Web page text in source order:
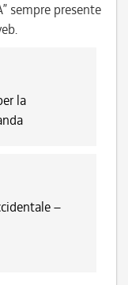
sempre presente
la
–